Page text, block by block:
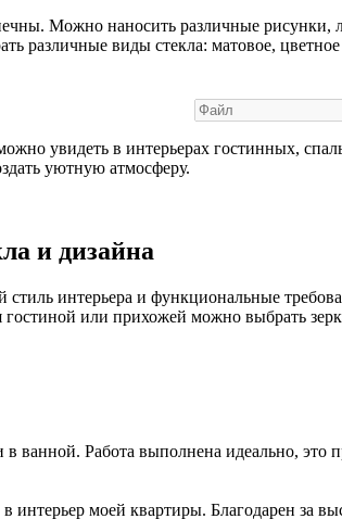
Можно наносить различные
различные виды стекла: матовое,
увидеть в интерьерах гостинных,
уютную атмосферу.
и дизайна
интерьера и функциональные
или прихожей можно выбрать
ванной. Работа выполнена идеально, это
моей квартиры. Благодарен за